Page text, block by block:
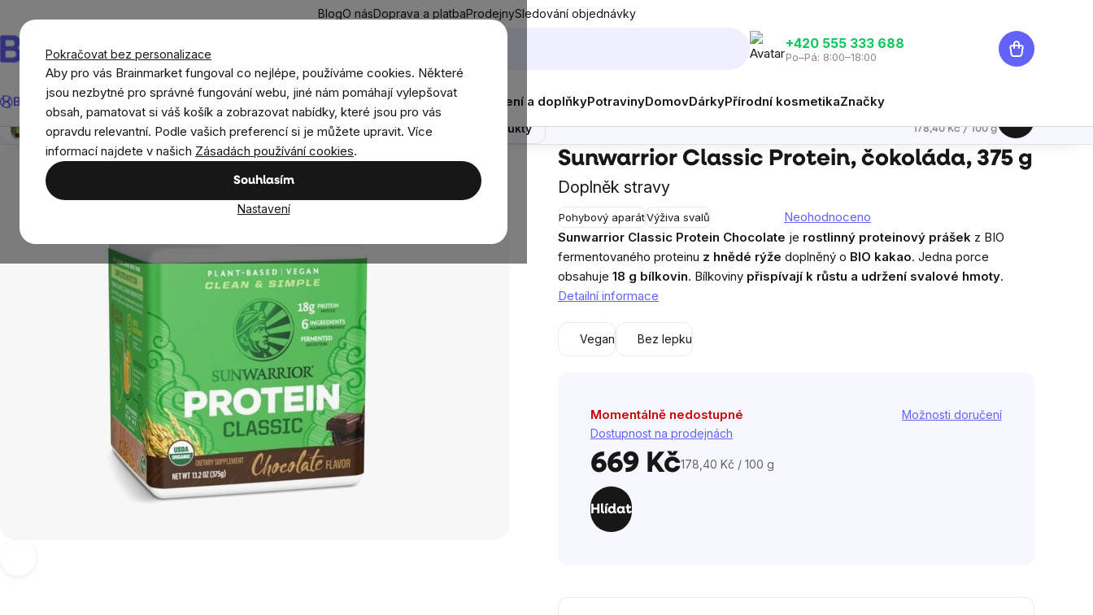
Pokračovat bez personalizace
Aby pro vás Brainmarket fungoval co nejlépe, používáme cookies. Některé
jsou nezbytné pro správné fungování webu, jiné nám pomáhají vylepšovat
obsah, pamatovat si váš košík a zobrazovat nabídky, které jsou pro vás
opravdu relevantní. Podle vašich preferencí si je můžete upravit. Více
informací najdete v našich Zásadách používání cookies.
Souhlasím
Nastavení
obsah
BlogO násDoprava a platbaProdejnySledování objednávky
Hledat
‭+420 555 333 688
Po–Pá: 8:00–18:00
Nákupní
košík
BrainMax® Léto Ušetři CíleDoplňky stravy a výživaNovinkyMužiŽenyDěti Oblečení a doplňkyPotravinyDomovDárkyPřírodní kosmetikaZnačky
Potraviny Potraviny pro vegany Vegan proteiny Sunwarrior Classic Protein, čokoláda, 375 g
Sunwarrior Classic Protein, čokoláda, 375 g
Doplněk stravy
Pohybový aparátVýživa svalů
hodnocení
produktu
je
Neohodnoceno
Sunwarrior Classic Protein Chocolate je rostlinný proteinový prášek z BIO
fermentovaného proteinu z hnědé rýže doplněný o BIO kakao. Jedna porce
obsahuje 18 g bílkovin. Bílkoviny přispívají k růstu a udržení svalové hmoty.
Detailní informace
Vegan Bez lepku
Momentálně nedostupné
Dostupnost na prodejnách
Možnosti doručení
669 KčMěrná
178,40 Kč / 100 g
Hlídat
Sunwarrior Classic Protein, čokoláda, 375 g
Přehled Popis Související produkty Recenze Poradna Podobné produkty Měrná cena:
178,40 Kč / 100 g